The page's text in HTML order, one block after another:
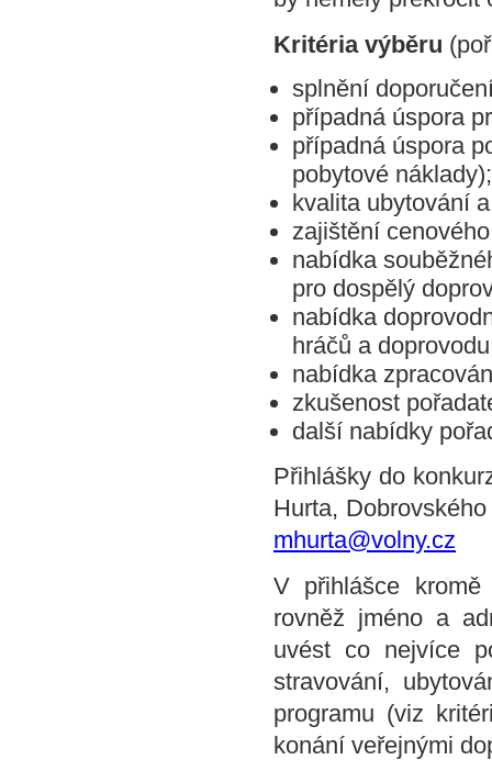
Kritéria výběru
splnění
případná úspora
případná úspora
pobytové náklady);
kvalita ubytování
zajištění
nabídka
pro dospělý
nabídka
hráčů a
nabídka
zkušenost
další nabídky
Přihlášky do
Hurta,
mhurta@volny.cz
V přihlášce
rovněž jméno a
uvést co nejvíce
stravování,
programu (viz
konání veřejnými